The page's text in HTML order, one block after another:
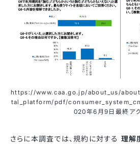
https://www.caa.go.jp/about_us/
tal_platform/pdf/
020年6月9日最終ア
さらに本調査では、規約に対する 理解